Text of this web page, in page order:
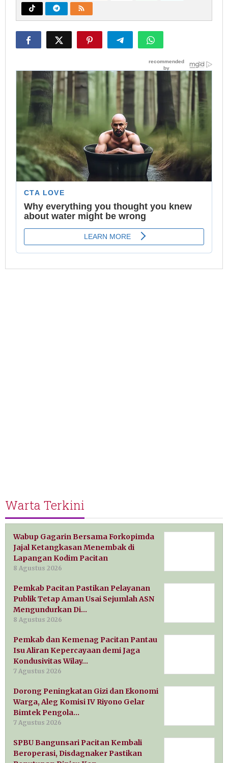
Warta Terkini
Wabup Gagarin Bersama Forkopimda
Jajal Ketangkasan Menembak di
Lapangan Kodim Pacitan
8 Agustus 2026
Pemkab Pacitan Pastikan Pelayanan
Publik Tetap Aman Usai Sejumlah ASN
Mengundurkan Di…
8 Agustus 2026
Pemkab dan Kemenag Pacitan Pantau
Isu Aliran Kepercayaan demi Jaga
Kondusivitas Wilay…
7 Agustus 2026
Dorong Peningkatan Gizi dan Ekonomi
Warga, Aleg Komisi IV Riyono Gelar
Bimtek Pengola…
7 Agustus 2026
SPBU Bangunsari Pacitan Kembali
Beroperasi, Disdagnaker Pastikan